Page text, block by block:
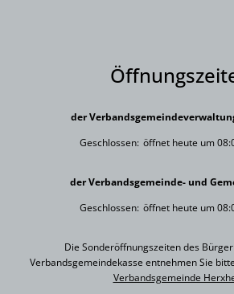
der
Klicken, um weitere Öffnungs-
Geschlossen: öffnet heute um
der Verbandsgemeinde- und
Klicken, um weitere Öffnungs-
Geschlossen: öffnet heute um
Die Sonderöffnungszeiten des
Verbandsgemeindekasse entnehmen Sie
Verbandsgemeinde